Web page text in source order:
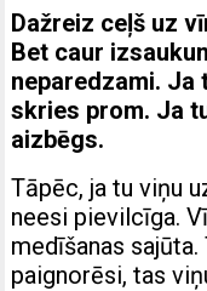
Dažreiz ceļš uz
Bet caur
neparedzami. Ja
skries prom. Ja
aizbēgs.
Tāpēc, ja tu viņu
neesi pievilcīga.
medīšanas
paignorēsi, tas